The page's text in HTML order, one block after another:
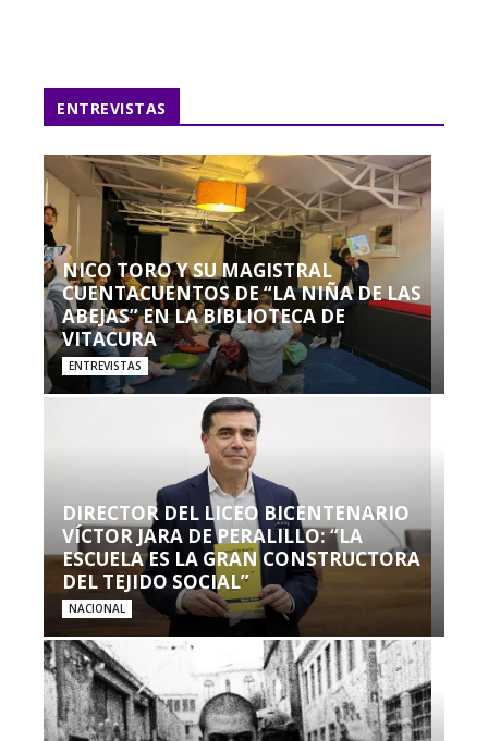
ENTREVISTAS
NICO TORO Y SU MAGISTRAL
CUENTACUENTOS DE “LA NIÑA DE LAS
ABEJAS” EN LA BIBLIOTECA DE
VITACURA
ENTREVISTAS
DIRECTOR DEL LICEO BICENTENARIO
VÍCTOR JARA DE PERALILLO: “LA
ESCUELA ES LA GRAN CONSTRUCTORA
DEL TEJIDO SOCIAL”
NACIONAL